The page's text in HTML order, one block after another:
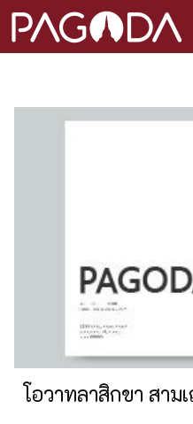
โอวาทลาสิกขา สา